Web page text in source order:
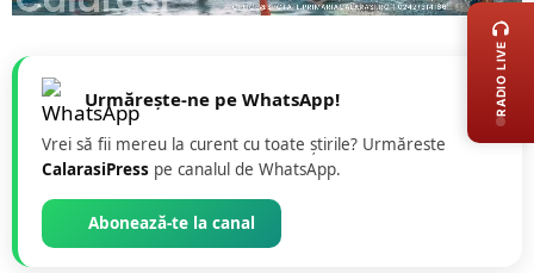
Urmărește-ne pe WhatsApp!
Vrei să fii mereu la curent cu toate știrile? Urmăreste
CalarasiPress pe canalul de WhatsApp.
Abonează-te la canal
RADIO LIVE